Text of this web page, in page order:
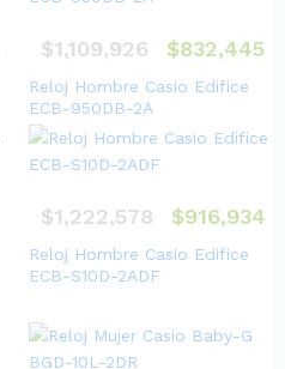
$1,109,926 $832,445
Reloj Hombre Casio Edifice
ECB-950DB-2A
$1,222,578 $916,934
Reloj Hombre Casio Edifice
ECB-S10D-2ADF